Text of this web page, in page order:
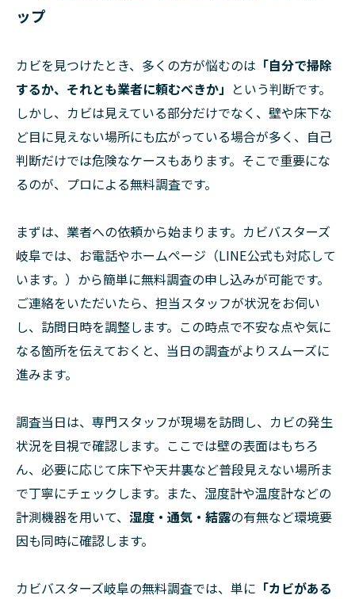
ップ
カビを見つけたとき、多くの方が悩むのは 「自分で掃除
するか、それとも業者に頼むべきか」 という判断です。
しかし、カビは見えている部分だけでなく、壁や床下な
ど目に見えない場所にも広がっている場合が多く、自己
判断だけでは危険なケースもあります。そこで重要にな
るのが、プロによる無料調査です。
まずは、業者への依頼から始まります。カビバスターズ
岐阜では、お電話やホームページ（LINE公式も対応して
います。）から簡単に無料調査の申し込みが可能です。
ご連絡をいただいたら、担当スタッフが状況をお伺い
し、訪問日時を調整します。この時点で不安な点や気に
なる箇所を伝えておくと、当日の調査がよりスムーズに
進みます。
調査当日は、専門スタッフが現場を訪問し、カビの発生
状況を目視で確認します。ここでは壁の表面はもちろ
ん、必要に応じて床下や天井裏など普段見えない場所ま
で丁寧にチェックします。また、湿度計や温度計などの
計測機器を用いて、 湿度・通気・結露の有無など環境要
因も同時に確認します。
カビバスターズ岐阜の無料調査では、単に 「カビがある